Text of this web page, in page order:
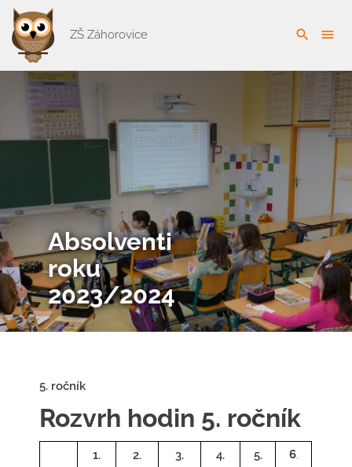
ZŠ Záhorovice search menu
Absolventi
roku
2023/2024
5. ročník
Rozvrh hodin 5. ročník
1. 2. 3. 4. 5. 6.